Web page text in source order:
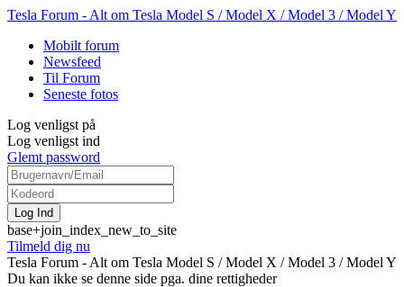
Tesla Forum - Alt om Tesla Model S / Model X / Model 3 / Model Y
Mobilt forum
Newsfeed
Til Forum
Seneste fotos
Log venligst på
Log venligst ind
Glemt password
base+join_index_new_to_site
Tilmeld dig nu
Tesla Forum - Alt om Tesla Model S / Model X / Model 3 / Model Y
Du kan ikke se denne side pga. dine rettigheder